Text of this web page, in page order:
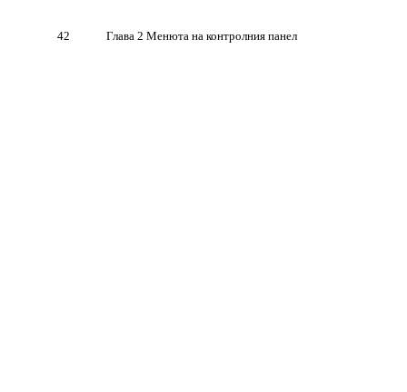
42 Глава 2 Менюта на контролния панел